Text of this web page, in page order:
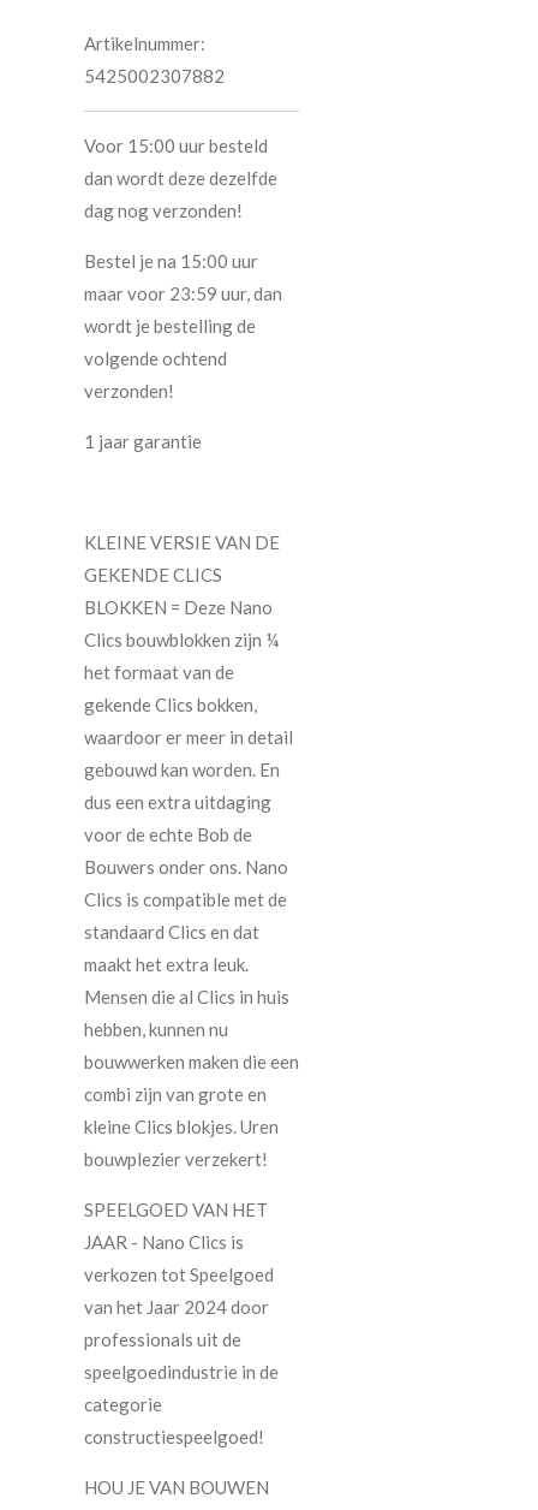
Artikelnummer:
5425002307882
Voor 15:00 uur besteld
dan wordt deze dezelfde
dag nog verzonden!
Bestel je na 15:00 uur
maar voor 23:59 uur, dan
wordt je bestelling de
volgende ochtend
verzonden!
1 jaar garantie
KLEINE VERSIE VAN DE
GEKENDE CLICS
BLOKKEN = Deze Nano
Clics bouwblokken zijn ¼
het formaat van de
gekende Clics bokken,
waardoor er meer in detail
gebouwd kan worden. En
dus een extra uitdaging
voor de echte Bob de
Bouwers onder ons. Nano
Clics is compatible met de
standaard Clics en dat
maakt het extra leuk.
Mensen die al Clics in huis
hebben, kunnen nu
bouwwerken maken die een
combi zijn van grote en
kleine Clics blokjes. Uren
bouwplezier verzekert!
SPEELGOED VAN HET
JAAR - Nano Clics is
verkozen tot Speelgoed
van het Jaar 2024 door
professionals uit de
speelgoedindustrie in de
categorie
constructiespeelgoed!
HOU JE VAN BOUWEN